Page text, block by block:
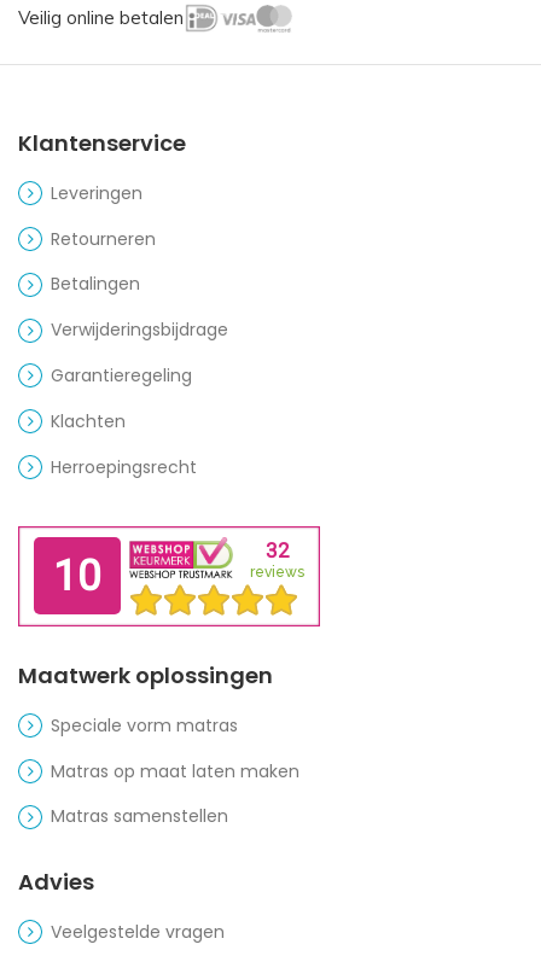
Veilig online betalen
Klantenservice
Leveringen
Retourneren
Betalingen
Verwijderingsbijdrage
Garantieregeling
Klachten
Herroepingsrecht
Maatwerk oplossingen
Speciale vorm matras
Matras op maat laten maken
Matras samenstellen
Advies
Veelgestelde vragen